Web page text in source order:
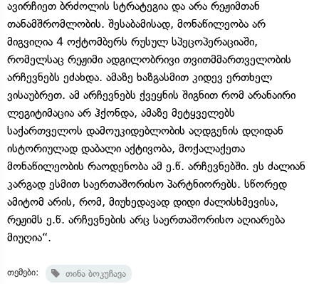
ავირჩიეთ ბრძოლის სტრატეგია და არა რეჟიმთან
თანამშრომლობის. შესაბამისად, მონაწილეობა არ
მიგვიღია 4 ოქტომბერს რუსულ სპეცოპერაციაში,
რომელსაც რეჟიმი ადგილობრივი თვითმმართველობის
არჩევნებს ეძახდა. ამაზე ხაზგასმით კიდევ ერთხელ
ვისაუბრეთ. ამ არჩევნებს ქვეყნის შიგნით რომ არანაირი
ლეგიტიმაცია არ ჰქონდა, ამაზე მეტყველებს
საქართველოს დამოუკიდებლობის აღდგენის დღიდან
ისტორიულად დაბალი აქტივობა, მოქალაქეთა
მონაწილეობის რაოდენობა ამ ე.წ. არჩევნებში. ეს ძალიან
კარგად ესმით საერთაშორისო პარტნიორებს. სწორედ
ამიტომ არის, რომ, მიუხედავად დიდი ძალისხმევისა,
რეჟიმს ე.წ. არჩევნების არც საერთაშორისო აღიარება
მიუღია“.
თემები: თინა ბოკუჩავა